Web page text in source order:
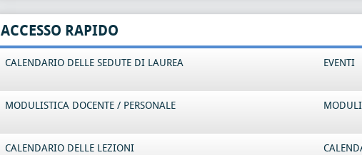
ACCESSO RAPIDO
CALENDARIO DELLE SEDUTE DI LAUREA EVENTI
MODULISTICA DOCENTE / PERSONALE
CALENDARIO DELLE LEZIONI